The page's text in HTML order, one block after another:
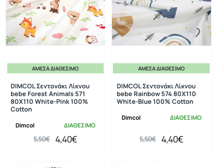
ΆΜΕΣΑ ΔΙΑΘΈΣΙΜΟ
Dimcol ΔΙΑΘΕΣΙΜΟ
DIMCOL Σεντονάκι Λίκνου
bebe Forest Animals 571
80X110 White-Pink 100%
Cotton
4,40€
5,50€
ΆΜΕΣΑ ΔΙΑΘΈΣΙΜΟ
Dimcol ΔΙΑΘΕΣΙΜΟ
DIMCOL Σεντονάκι Λίκνου
bebe Rainbow 574 80X110
White-Blue 100% Cotton
4,40€
5,50€